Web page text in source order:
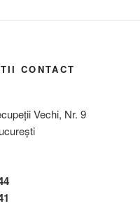
CONTACT
Vechi, Nr. 9